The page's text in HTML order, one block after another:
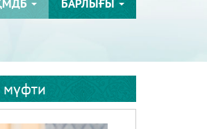
БАРЛЫҒЫ
мүфти